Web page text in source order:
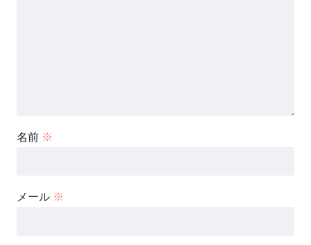
名前 ※
メール ※